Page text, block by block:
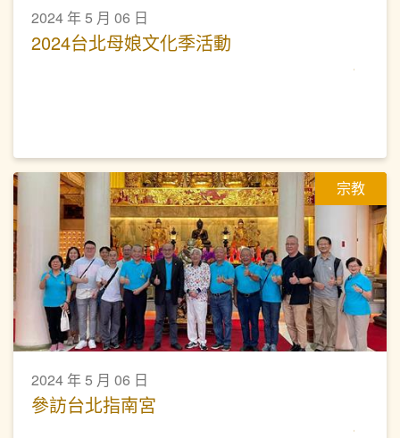
2024 年 5 月 06 日
2024台北母娘文化季活動
宗教
2024 年 5 月 06 日
參訪台北指南宮